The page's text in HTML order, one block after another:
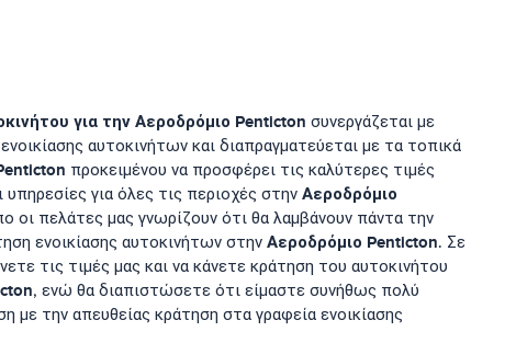
για τηνΑεροδρόμιο Penticton συνεργάζεται με
αυτοκινήτων και διαπραγματεύεται με τα τοπικά
προκειμένου να προσφέρει τις καλύτερες τιμές
υπηρεσίες για όλες τις περιοχές στην Αεροδρόμιο
οι πελάτες μας γνωρίζουν ότι θα λαμβάνουν πάντα την
ενοικίασης αυτοκινήτων στην Αεροδρόμιο Penticton. Σε
τις τιμές μας και να κάνετε κράτηση του αυτοκινήτου
, ενώ θα διαπιστώσετε ότι είμαστε συνήθως πολύ
με την απευθείας κράτηση στα γραφεία ενοικίασης